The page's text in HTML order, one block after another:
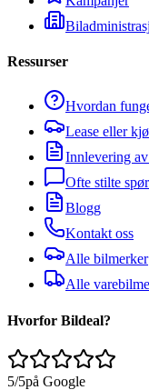
Ressurser
Hvordan
Lease eller
Innlevering
Ofte stilte
Blogg
Kontakt oss
Alle bilmerker
Alle
Hvorfor Bildeal?
5/5på Google